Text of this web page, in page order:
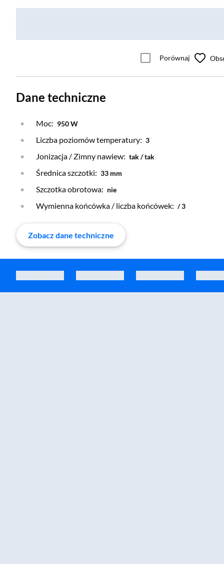
Porównaj
Dane techniczne
Moc: 950 W
Liczba poziomów temperatury: 3
Jonizacja / Zimny nawiew: tak / tak
Średnica szczotki: 33 mm
Szczotka obrotowa: nie
Wymienna końcówka / liczba końcówek: / 3
Zobacz dane techniczne